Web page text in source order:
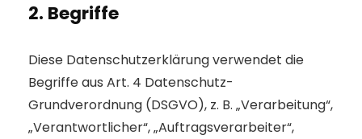
2. Begriffe
Diese Datenschutzerklärung verwendet die
Begriffe aus Art. 4 Datenschutz-
Grundverordnung (DSGVO), z. B. „Verarbeitung“,
„Verantwortlicher“, „Auftragsverarbeiter“,